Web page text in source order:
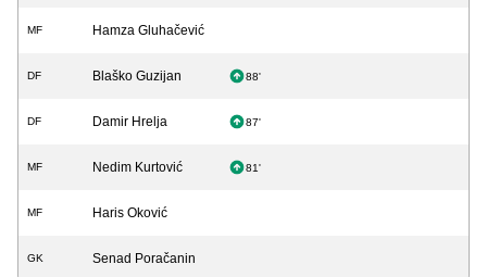
MF Hamza Gluhačević
DF Blaško Guzijan 88'
DF Damir Hrelja 87'
MF Nedim Kurtović 81'
MF Haris Oković
GK Senad Poračanin